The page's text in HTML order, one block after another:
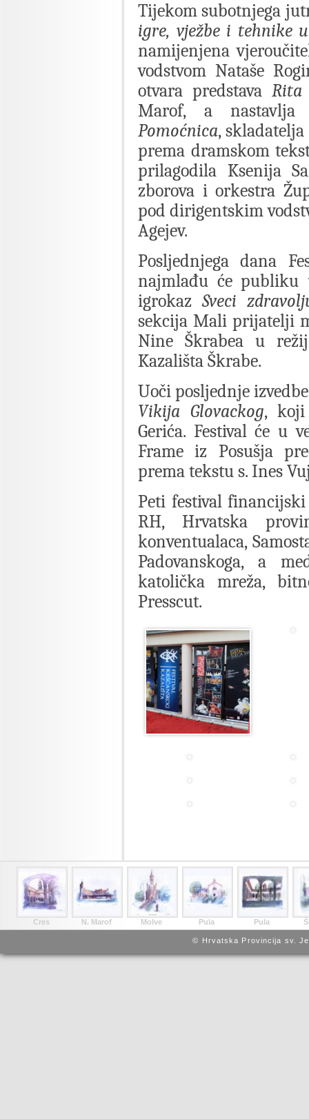
Tijekom subotnjega
igre, vježbe i tehnike
namijenjena
vodstvom Nataše
otvara predstavaRita
Marof, a
Pomoćnica,
prema dramskom
prilagodila Ksenija
zborova i orkestra
pod dirigentskim
Agejev.
Posljednjega dana
najmlađu će publiku
igrokazSveci
sekcija Mali prijatelji
Nine Škrabea u
Kazališta Škrabe.
Uoči posljednje
Vikija Glovackog, koji
Gerića. Festival će u
Frame iz Posušja
prema tekstu s. Ines
Peti festival
RH, Hrvatska
konventualaca,
Padovanskoga, a
katolička mreža,
Presscut.
Cres N. Marof Molve Pula Pula
© Hrvatska Provincija sv.